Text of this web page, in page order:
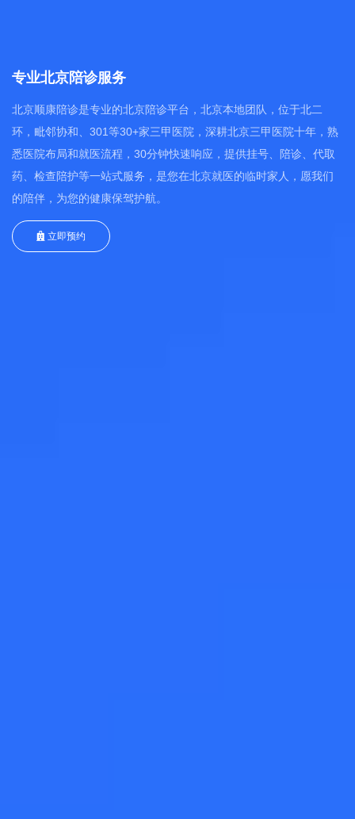
专业北京陪诊服务
北京顺康陪诊是专业的北京陪诊平台，北京本地团队，位于北二
环，毗邻协和、301等30+家三甲医院，深耕北京三甲医院十年，熟
悉医院布局和就医流程，30分钟快速响应，提供挂号、陪诊、代取
药、检查陪护等一站式服务，是您在北京就医的临时家人，愿我们
的陪伴，为您的健康保驾护航。
立即预约